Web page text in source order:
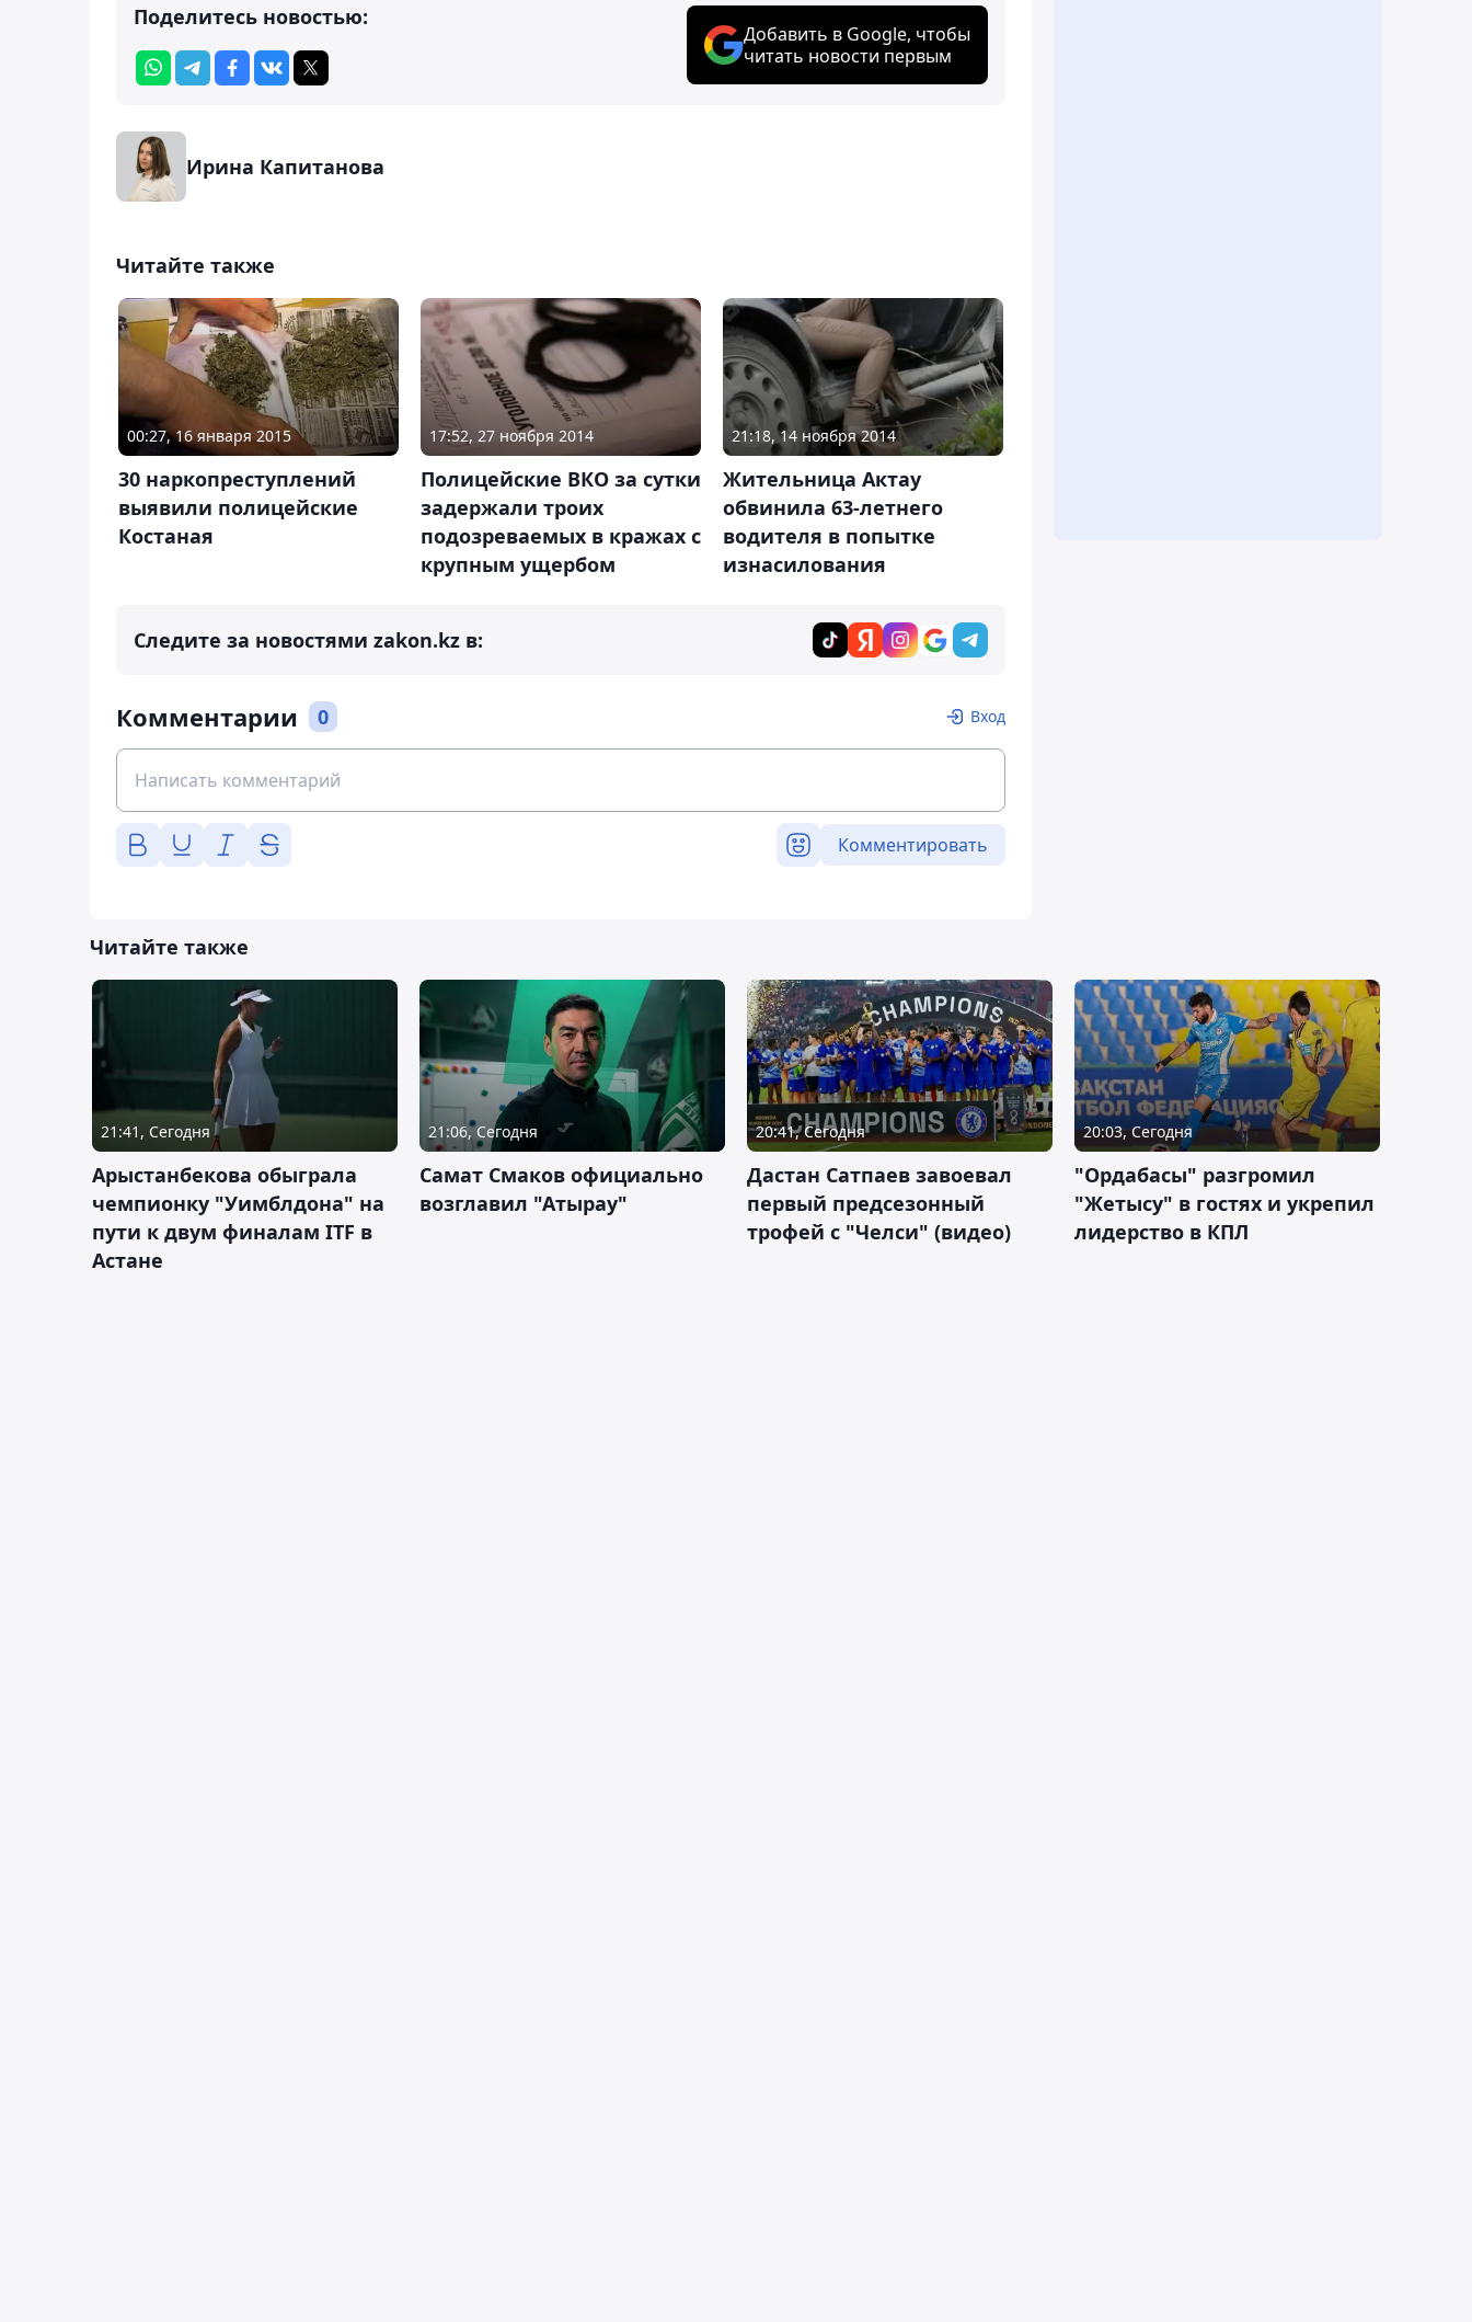
Поделитесь новостью:
Добавить в Google, чтобы
читать новости первым
Ирина Капитанова
Читайте также
00:27, 16 января 2015
30 наркопреступлений
выявили полицейские
Костаная
17:52, 27 ноября 2014
Полицейские ВКО за сутки
задержали троих
подозреваемых в кражах с
крупным ущербом
21:18, 14 ноября 2014
Жительница Актау
обвинила 63-летнего
водителя в попытке
изнасилования
Следите за новостями zakon.kz в:
Комментарии 0 Вход
Комментировать
Читайте также
21:41, Сегодня
Арыстанбекова обыграла
чемпионку "Уимблдона" на
пути к двум финалам ITF в
Астане
21:06, Сегодня
Самат Смаков официально
возглавил "Атырау"
20:41, Сегодня
Дастан Сатпаев завоевал
первый предсезонный
трофей с "Челси" (видео)
20:03, Сегодня
"Ордабасы" разгромил
"Жетысу" в гостях и укрепил
лидерство в КПЛ